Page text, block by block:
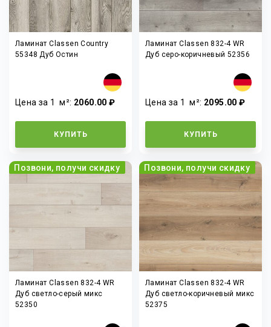
Ламинат Classen Country
55348 Дуб Остин
Цена за 1м²: 2060.00 ₽
КУПИТЬ
Ламинат Classen 832-4 WR
Дуб серо-коричневый 52356
Цена за 1м²: 2095.00 ₽
КУПИТЬ
Позвони, получи скидку
Ламинат Classen 832-4 WR
Дуб светло-серый микс
52350
Позвони, получи скидку
Ламинат Classen 832-4 WR
Дуб светло-коричневый микс
52375